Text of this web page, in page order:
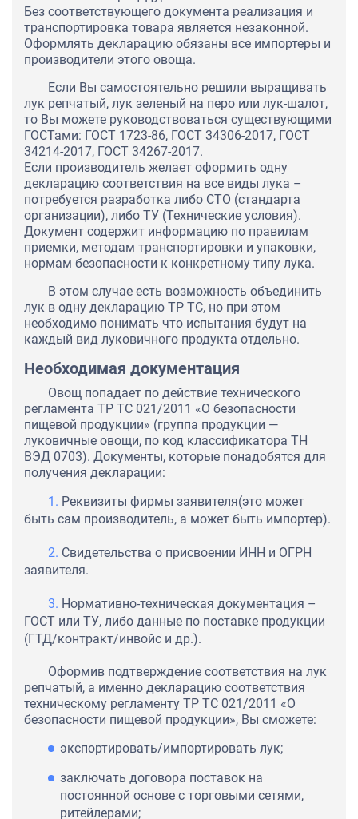
Без соответствующего документа реализация и
транспортировка товара является незаконной.
Оформлять декларацию обязаны все импортеры и
производители этого овоща.
Если Вы самостоятельно решили выращивать
лук репчатый, лук зеленый на перо или лук-шалот,
то Вы можете руководствоваться существующими
ГОСТами: ГОСТ 1723-86, ГОСТ 34306-2017, ГОСТ
34214-2017, ГОСТ 34267-2017.
Если производитель желает оформить одну
декларацию соответствия на все виды лука –
потребуется разработка либо СТО (стандарта
организации), либо ТУ (Технические условия).
Документ содержит информацию по правилам
приемки, методам транспортировки и упаковки,
нормам безопасности к конкретному типу лука.
В этом случае есть возможность объединить
лук в одну декларацию ТР ТС, но при этом
необходимо понимать что испытания будут на
каждый вид луковичного продукта отдельно.
Необходимая документация
Овощ попадает по действие технического
регламента ТР ТС 021/2011 «О безопасности
пищевой продукции» (группа продукции —
луковичные овощи, по код классификатора ТН
ВЭД 0703). Документы, которые понадобятся для
получения декларации:
Реквизиты фирмы заявителя(это может
быть сам производитель, а может быть импортер).
Свидетельства о присвоении ИНН и ОГРН
заявителя.
Нормативно-техническая документация –
ГОСТ или ТУ, либо данные по поставке продукции
(ГТД/контракт/инвойс и др.).
Оформив подтверждение соответствия на лук
репчатый, а именно декларацию соответствия
техническому регламенту ТР ТС 021/2011 «О
безопасности пищевой продукции», Вы сможете:
экспортировать/импортировать лук;
заключать договора поставок на
постоянной основе с торговыми сетями,
ритейлерами;